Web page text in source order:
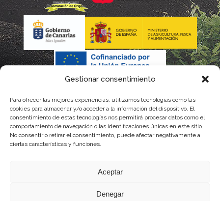
Gestionar consentimiento
Para ofrecer las mejores experiencias, utilizamos tecnologías como las
cookies para almacenar y/o acceder a la información del dispositivo. El
consentimiento de estas tecnologías nos permitirá procesar datos como el
comportamiento de navegación o las identificaciones únicas en este sitio.
No consentir o retirar el consentimiento, puede afectar negativamente a
ciertas características y funciones.
Aceptar
Denegar
La gestión de la DOP Lanzarote realizada por este Consejo
Regulador es financiada, parcialmente, por el Gobierno de
Canarias
Instituto Canario de Calidad Agroalimentaria